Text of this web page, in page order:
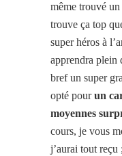
même trouvé un
trouve ça top
super héros à
apprendra plein
bref un super
opté pourun
moyennes
cours, je vous
j’aurai tout reçu